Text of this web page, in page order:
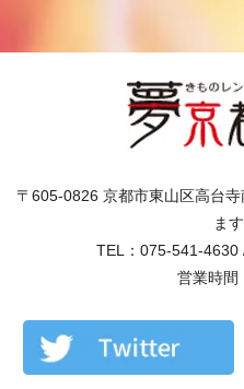
〒605-0826 京都市東山区高台
ま
TEL：075-541-4630
営業時間